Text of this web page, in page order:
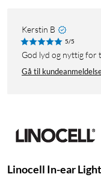
Kerstin B
5/5
God lyd og nyttig
Gå til
Linocell In-ear